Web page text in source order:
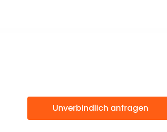
Unverbindlich anfragen